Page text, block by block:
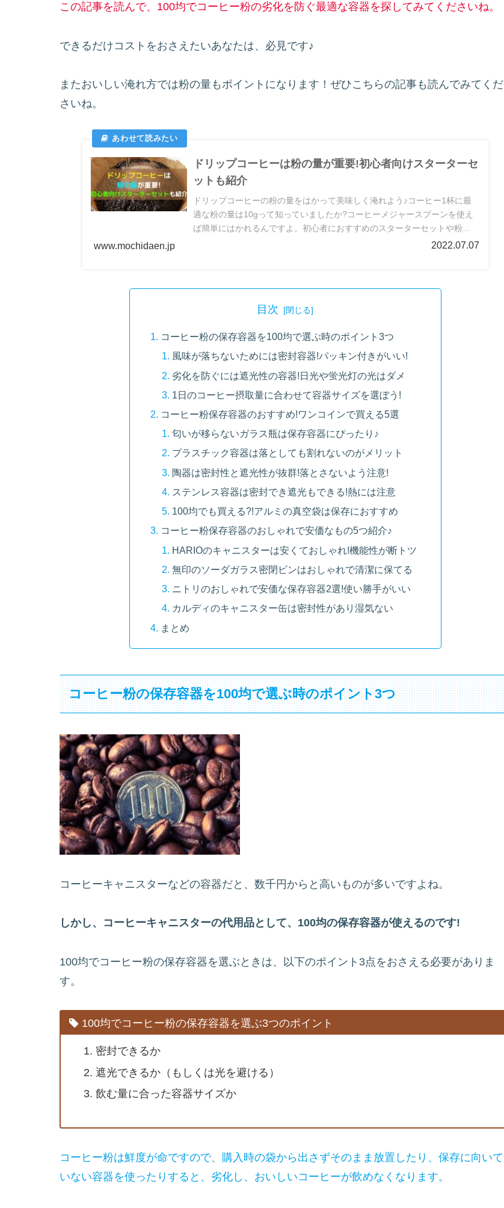
この記事を読んで、100均でコーヒー粉の劣化を防ぐ最適な容器を探してみてくださいね。
できるだけコストをおさえたいあなたは、必見です♪
またおいしい淹れ方では粉の量もポイントになります！ぜひこちらの記事も読んでみてくだ
さいね。
ドリップコーヒーは粉の量が重要!初心者向けスターターセ
ットも紹介
ドリップコーヒーの粉の量をはかって美味しく淹れよう♪コーヒー1杯に最
適な粉の量は10gって知っていましたか?コーヒーメジャースプーンを使え
ば簡単にはかれるんですよ。初心者におすすめのスターターセットや粉の
www.mochidaen.jp 2022.07.07
目次
コーヒー粉の保存容器を100均で選ぶ時のポイント3つ
風味が落ちないためには密封容器!パッキン付きがいい!
劣化を防ぐには遮光性の容器!日光や蛍光灯の光はダメ
1日のコーヒー摂取量に合わせて容器サイズを選ぼう!
コーヒー粉保存容器のおすすめ!ワンコインで買える5選
匂いが移らないガラス瓶は保存容器にぴったり♪
プラスチック容器は落としても割れないのがメリット
陶器は密封性と遮光性が抜群!落とさないよう注意!
ステンレス容器は密封でき遮光もできる!熱には注意
100均でも買える?!アルミの真空袋は保存におすすめ
コーヒー粉保存容器のおしゃれで安価なもの5つ紹介♪
HARIOのキャニスターは安くておしゃれ!機能性が断トツ
無印のソーダガラス密閉ビンはおしゃれで清潔に保てる
ニトリのおしゃれで安価な保存容器2選!使い勝手がいい
カルディのキャニスター缶は密封性があり湿気ない
まとめ
コーヒー粉の保存容器を100均で選ぶ時のポイント3つ
コーヒーキャニスターなどの容器だと、数千円からと高いものが多いですよね。
しかし、コーヒーキャニスターの代用品として、100均の保存容器が使えるのです!
100均でコーヒー粉の保存容器を選ぶときは、以下のポイント3点をおさえる必要がありま
す。
100均でコーヒー粉の保存容器を選ぶ3つのポイント
密封できるか
遮光できるか（もしくは光を避ける）
飲む量に合った容器サイズか
コーヒー粉は鮮度が命ですので、購入時の袋から出さずそのまま放置したり、保存に向いて
いない容器を使ったりすると、劣化し、おいしいコーヒーが飲めなくなります。